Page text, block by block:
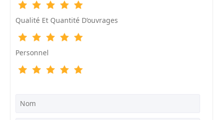
Qualité Et Quantité D’ouvrages
Personnel